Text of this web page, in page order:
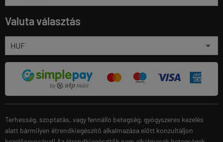
Valuta választás
Terhesség, szoptatás, vagy fennálló betegség, gyógyszeres kezelés
alatt bármilyen étrendkiegészítő alkalmazása előtt konzultáljon